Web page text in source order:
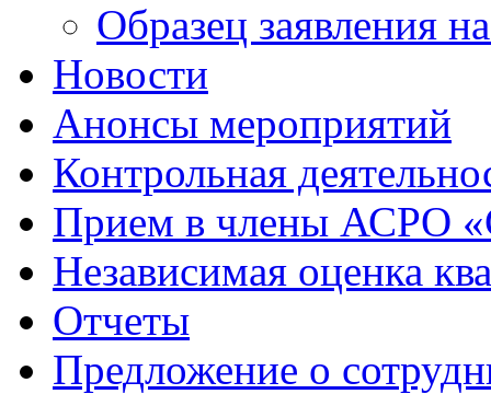
Образец заявления
Новости
Анонсы мероприятий
Контрольная
Прием в члены АСРО
Независимая оценка
Отчеты
Предложение о